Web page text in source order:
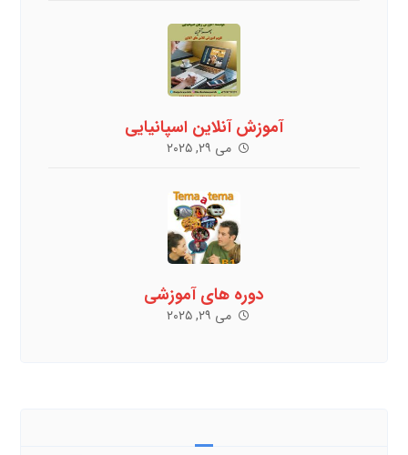
آموزش آنلاین اسپانیایی
می ۲۹, ۲۰۲۵
دوره های آموزشی
می ۲۹, ۲۰۲۵